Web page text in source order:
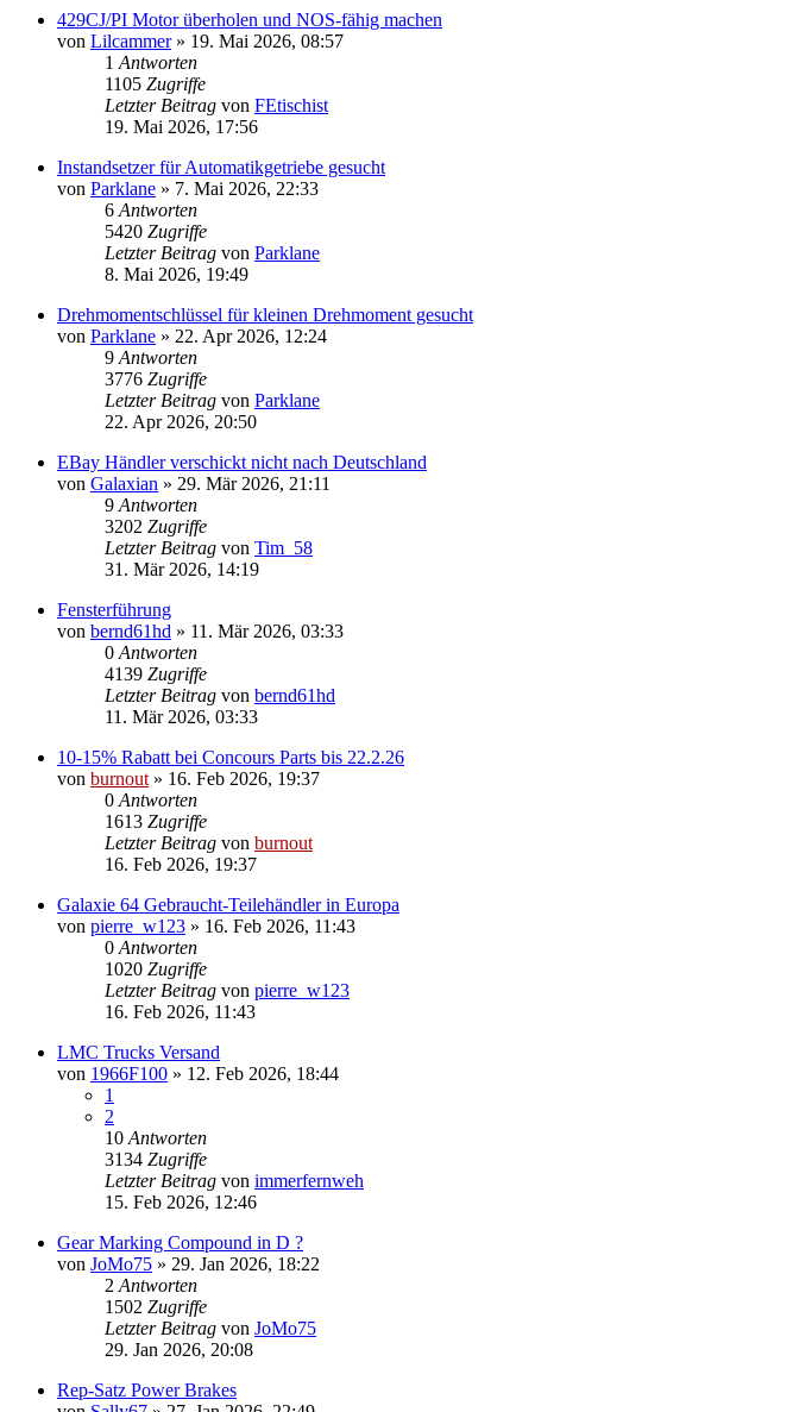
429CJ/PI Motor überholen und NOS-fähig machen
von Lilcammer» 19. Mai 2026, 08:57
1 Antworten
1105 Zugriffe
Letzter Beitrag von FEtischist
19. Mai 2026, 17:56
Instandsetzer für Automatikgetriebe gesucht
von Parklane » 7. Mai 2026, 22:33
6 Antworten
5420 Zugriffe
Letzter Beitrag von Parklane
8. Mai 2026, 19:49
Drehmomentschlüssel für kleinen Drehmoment gesucht
von Parklane » 22. Apr 2026, 12:24
9 Antworten
3776 Zugriffe
Letzter Beitrag von Parklane
22. Apr 2026, 20:50
EBay Händler verschickt nicht nach Deutschland
von Galaxian » 29. Mär 2026, 21:11
9 Antworten
3202 Zugriffe
Letzter Beitrag von Tim_58
31. Mär 2026, 14:19
Fensterführung
von bernd61hd » 11. Mär 2026, 03:33
0 Antworten
4139 Zugriffe
Letzter Beitrag von bernd61hd
11. Mär 2026, 03:33
10-15% Rabatt bei Concours Parts bis 22.2.26
von burnout » 16. Feb 2026, 19:37
0 Antworten
1613 Zugriffe
Letzter Beitrag von burnout
16. Feb 2026, 19:37
Galaxie 64 Gebraucht-Teilehändler in Europa
von pierre_w123 » 16. Feb 2026, 11:43
0 Antworten
1020 Zugriffe
Letzter Beitrag von pierre_w123
16. Feb 2026, 11:43
LMC Trucks Versand
von 1966F100 » 12. Feb 2026, 18:44
1
2
10 Antworten
3134 Zugriffe
Letzter Beitrag von immerfernweh
15. Feb 2026, 12:46
Gear Marking Compound in D ?
von JoMo75 » 29. Jan 2026, 18:22
2 Antworten
1502 Zugriffe
Letzter Beitrag von JoMo75
29. Jan 2026, 20:08
Rep-Satz Power Brakes